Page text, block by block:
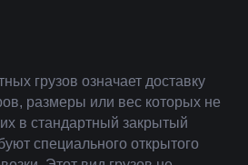
грузов означает доставку
размеры или вес которых не
в стандартный закрытый
специального открытого
нагрузка
для